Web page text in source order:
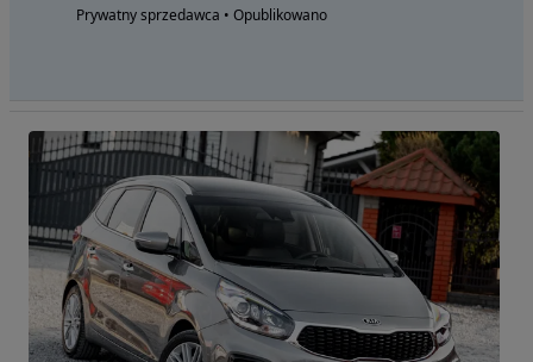
Prywatny sprzedawca • Opublikowano